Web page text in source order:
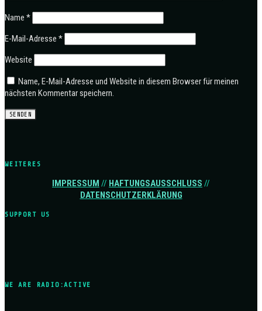
Name *
E-Mail-Adresse *
Website
Name, E-Mail-Adresse und Website in diesem Browser für meinen
nächsten Kommentar speichern.
WEITERES
IMPRESSUM // HAFTUNGSAUSSCHLUSS //
DATENSCHUTZERKLÄRUNG
SUPPORT US
WE ARE RADIO:ACTIVE